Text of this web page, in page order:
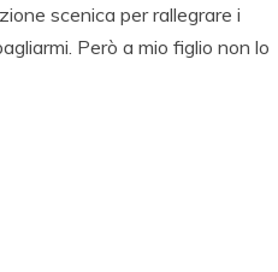
scenica per rallegrare i
Però a mio figlio non lo